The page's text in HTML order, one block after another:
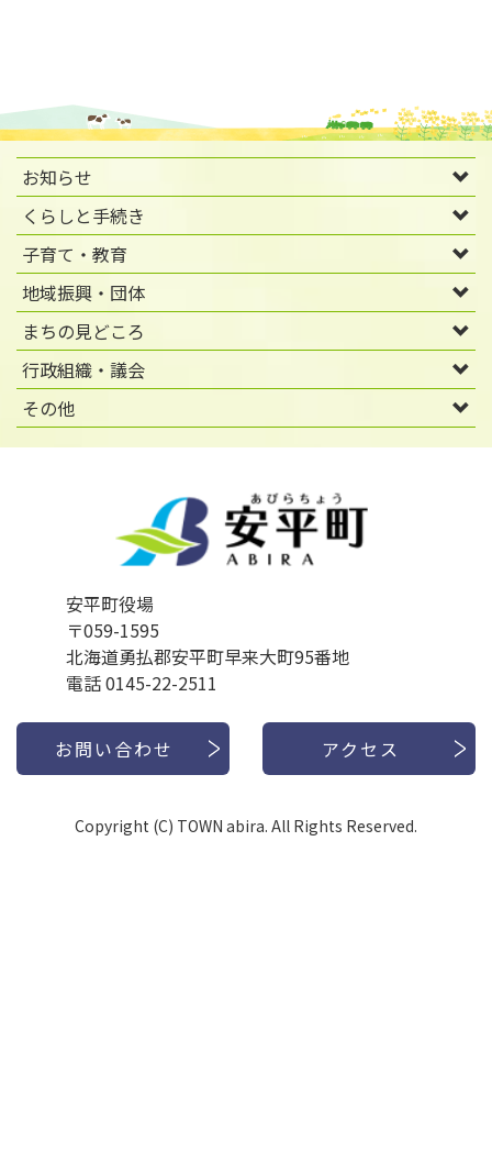
お知らせ
くらしと手続き
子育て・教育
地域振興・団体
まちの見どころ
行政組織・議会
その他
安平町役場
〒059-1595
北海道勇払郡安平町早来大町95番地
電話 0145-22-2511
お問い合わせ アクセス
Copyright (C) TOWN abira. All Rights Reserved.